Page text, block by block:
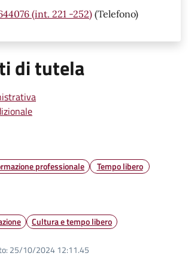
(int. 221 -252) (Telefono)
di tutela
professionale Tempo libero
Cultura e tempo libero
25/10/2024 12:11.45